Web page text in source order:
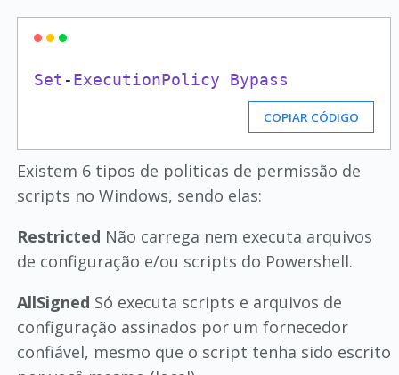
Set -ExecutionPolicy Bypass
COPIAR CÓDIGO
Existem 6 tipos de politicas de permissão de
scripts no Windows, sendo elas:
Restricted Não carrega nem executa arquivos
de configuração e/ou scripts do Powershell.
AllSigned Só executa scripts e arquivos de
configuração assinados por um fornecedor
confiável, mesmo que o script tenha sido escrito